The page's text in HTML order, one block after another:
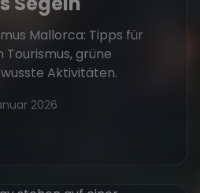
Mallorca: Tipps für
grüne
Aktivitäten.
2026